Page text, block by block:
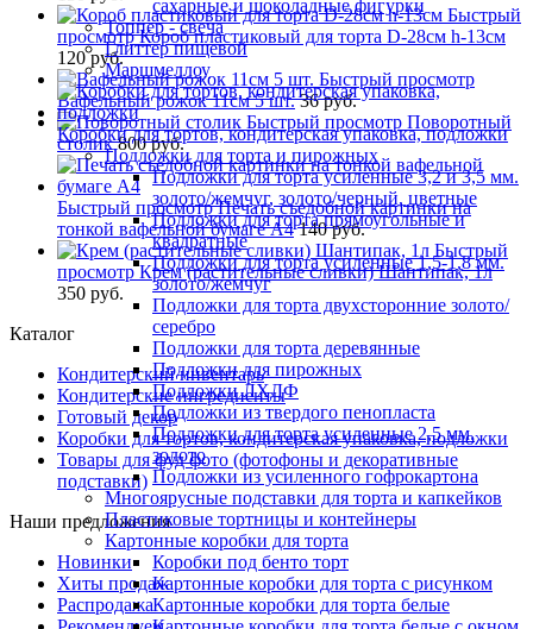
сахарные и шоколадные фигурки
Топпер - свеча
Глиттер пищевой
Маршмеллоу
Коробки для тортов, кондитерская упаковка, подложки
Подложки для торта и пирожных
Подложки для торта усиленные 3,2 и 3,5 мм.
золото/жемчуг, золото/черный, цветные
Подложки для торта прямоугольные и
квадратные
Подложки для торта усиленные 1,5-1,8 мм.
золото/жемчуг
Подложки для торта двухсторонние золото/
серебро
Подложки для торта деревянные
Подложки для пирожных
Подложки ЛХДФ
Подложки из твердого пенопласта
Подложки для торта усиленные 2,5 мм.
золото
Подложки из усиленного гофрокартона
Многоярусные подставки для торта и капкейков
Пластиковые тортницы и контейнеры
Картонные коробки для торта
Коробки под бенто торт
Картонные коробки для торта с рисунком
Картонные коробки для торта белые
Быстрый
просмотр Короб пластиковый для торта D-28см h-13см
120 руб.
Быстрый просмотр
Вафельный рожок 11см 5 шт. 36 руб.
Быстрый просмотр Поворотный
столик 800 руб.
Быстрый просмотр Печать съедобной картинки на
тонкой вафельной бумаге А4 140 руб.
Быстрый
просмотр Крем (растительные сливки) Шантипак, 1л
350 руб.
Каталог
Кондитерский инвентарь
Кондитерские ингредиенты
Готовый декор
Коробки для тортов, кондитерская упаковка, подложки
Товары для фуд фото (фотофоны и декоративные
подставки)
Наши предложения
Новинки
Хиты продаж
Распродажа